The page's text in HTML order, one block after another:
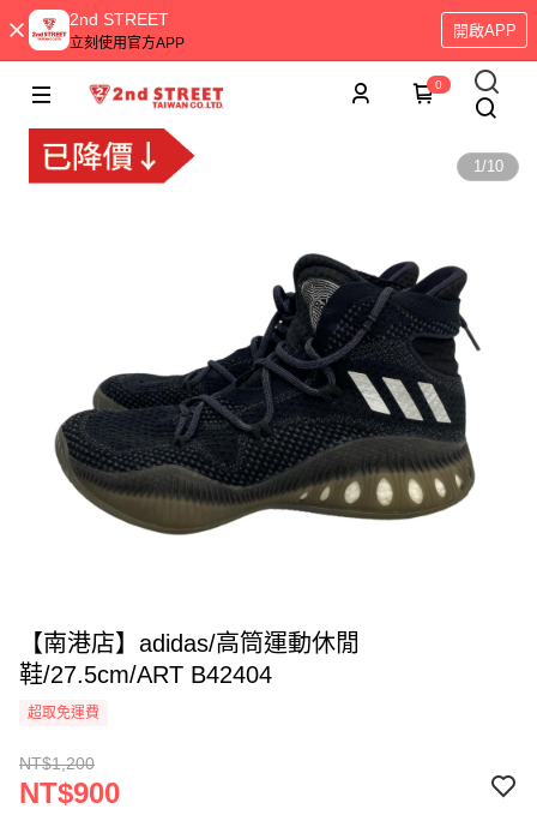
2nd STREET
立刻使用官方APP
開啟APP
0
1/10
【南港店】adidas/高筒運動休閒
鞋/27.5cm/ART B42404
超取免運費
NT$1,200
NT$900